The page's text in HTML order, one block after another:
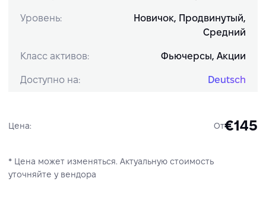
Уровень:
Новичок, Продвинутый,
Средний
Класс активов: Фьючерсы, Акции
Доступно на: Deutsch
Цена: От€145
* Цена может изменяться. Актуальную стоимость
уточняйте у вендора